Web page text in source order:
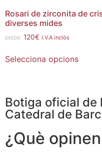
Rosari de zirconita de
diverses mides
DESDE: 120€ I.V.A inclòs
Selecciona opcions
Botiga oficial de
Catedral de
¿Què